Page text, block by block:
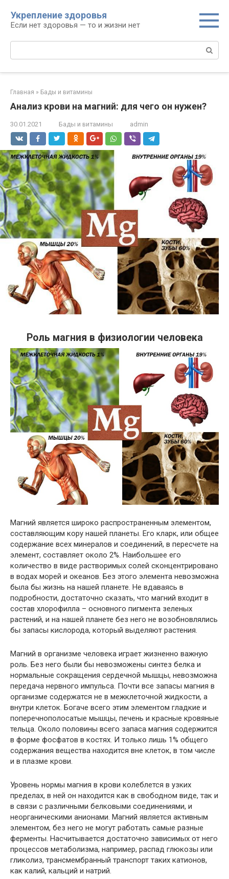
контенту
Укрепление здоровья
Если нет здоровья — то и жизни нет
Поиск:
Главная » Бады и витамины
Анализ крови на магний: для чего он нужен?
30.01.2021 Бады и витамины admin
Роль магния в физиологии человека
Магний является широко распространенным элементом,
составляющим кору нашей планеты. Его кларк, или общее
содержание всех минералов и соединений, в пересчете на
элемент, составляет около 2%. Наибольшее его
количество в виде растворимых солей сконцентрировано
в водах морей и океанов. Без этого элемента невозможна
была бы жизнь на нашей планете. Не вдаваясь в
подробности, достаточно сказать, что магний входит в
состав хлорофилла – основного пигмента зеленых
растений, и на нашей планете без него не возобновлялись
бы запасы кислорода, который выделяют растения.
Магний в организме человека играет жизненно важную
роль. Без него были бы невозможены синтез белка и
нормальные сокращения сердечной мышцы, невозможна
передача нервного импульса. Почти все запасы магния в
организме содержатся не в межклеточной жидкости, а
внутри клеток. Богаче всего этим элементом гладкие и
поперечнополосатые мышцы, печень и красные кровяные
тельца. Около половины всего запаса магния содержится
в форме фосфатов в костях. И только лишь 1% общего
содержания вещества находится вне клеток, в том числе
и в плазме крови.
Уровень нормы магния в крови колеблется в узких
пределах, в ней он находится как в свободном виде, так и
в связи с различными белковыми соединениями, и
неорганическими анионами. Магний является активным
элементом, без него не могут работать самые разные
ферменты. Насчитывается достаточно зависимых от него
процессов метаболизма, например, распад глюкозы или
гликолиз, трансмембранный транспорт таких катионов,
как калий, кальций и натрий.